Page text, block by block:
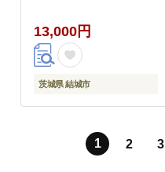
産 茨城県 結城市《8月
下旬-9月下旬頃出荷予
定》 會澤ぶどう・キウ
イフルーツ園 【配送不
13,000円
茨城県 結城市
1 2 3